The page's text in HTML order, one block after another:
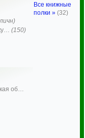
(150)
об…
Все книжные
полки » (32)